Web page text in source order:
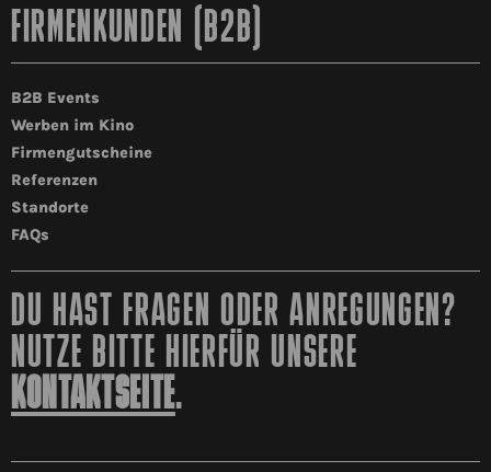
FIRMENKUNDEN (B2B)
B2B Events
Werben im Kino
Firmengutscheine
Referenzen
Standorte
FAQs
DU HAST FRAGEN ODER ANREGUNGEN?
NUTZE BITTE HIERFÜR UNSERE
KONTAKTSEITE.